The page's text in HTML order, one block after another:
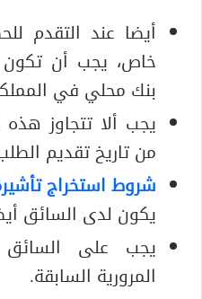
أيضا عند التقدم
خاص، يجب أن
بنك محلي في
يجب ألا تتجاوز
من تاريخ تقديم
شروط استخراج
يكون لدى السائق
يجب على السائق
المرورية السابقة.